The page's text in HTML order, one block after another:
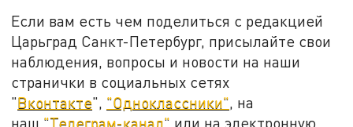
Если вам есть чем поделиться с редакцией
Царьград Санкт-Петербург, присылайте свои
наблюдения, вопросы и новости на наши
странички в социальных сетях
"Вконтакте", "Одноклассники", на
наш "Телеграм-канал" или на электронную